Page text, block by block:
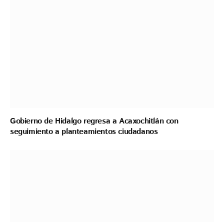
Gobierno de Hidalgo regresa a Acaxochitlán con
seguimiento a planteamientos ciudadanos